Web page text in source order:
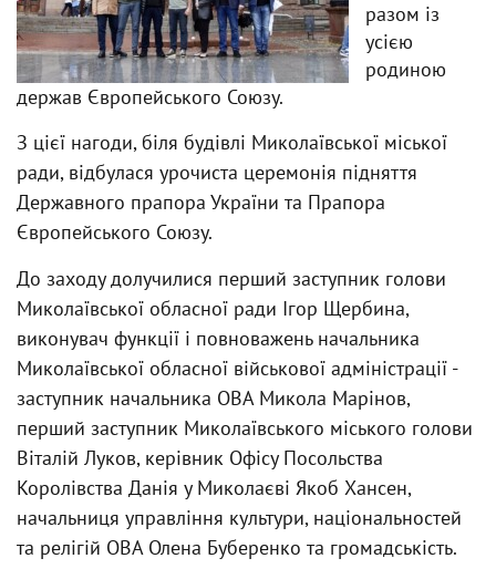
разом із
усією
родиною
держав Європейського Союзу.
З цієї нагоди, біля будівлі Миколаївської міської
ради, відбулася урочиста церемонія підняття
Державного прапора України та Прапора
Європейського Союзу.
До заходу долучилися перший заступник голови
Миколаївської обласної ради Ігор Щербина,
виконувач функції і повноважень начальника
Миколаївської обласної військової адміністрації -
заступник начальника ОВА Микола Марінов,
перший заступник Миколаївського міського голови
Віталій Луков, керівник Офісу Посольства
Королівства Данія у Миколаєві Якоб Хансен,
начальниця управління культури, національностей
та релігій ОВА Олена Буберенко та громадськість.